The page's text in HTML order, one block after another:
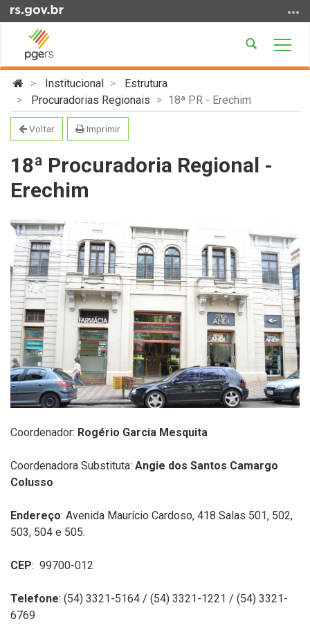
para
conteúdo
Ir
para
menu
para
busca
Abrir
Início
conteúdo
Institucional
Estrutura
Procuradorias Regionais
18ª PR - Erechim
Voltar Imprimir
18ª Procuradoria Regional -
Erechim
Coordenador: Rogério Garcia Mesquita
Coordenadora Substituta: Angie dos Santos Camargo
Colusso
Endereço: Avenida Maurício Cardoso, 418 Salas 501, 502,
503, 504 e 505.
CEP: 99700-012
Telefone: (54) 3321-5164 / (54) 3321-1221 / (54) 3321-
6769